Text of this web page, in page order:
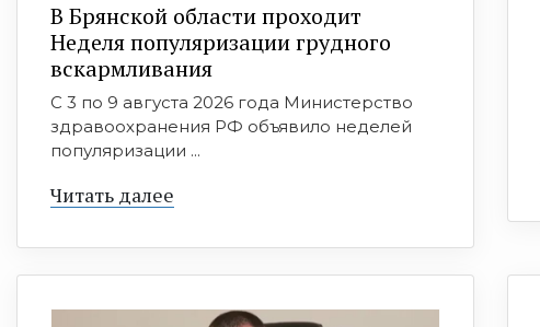
В Брянской области проходит
Неделя популяризации грудного
вскармливания
С 3 по 9 августа 2026 года Министерство
здравоохранения РФ объявило неделей
популяризации ...
Читать далее